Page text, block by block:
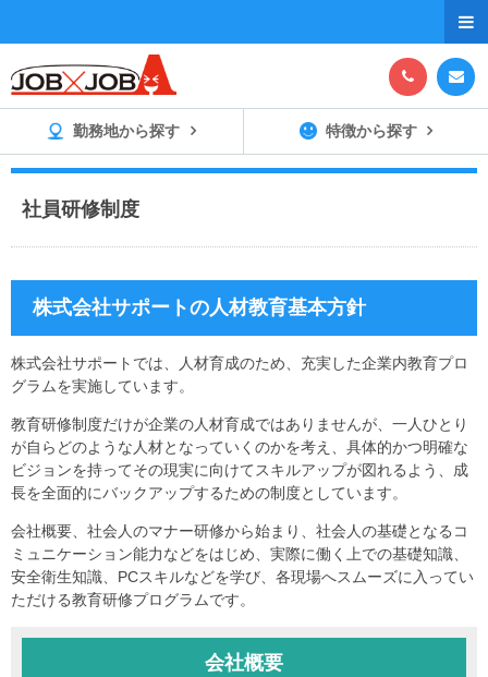

 
勤務地から探す 特徴から探す
社員研修制度
株式会社サポートの人材教育基本方針
株式会社サポートでは、人材育成のため、充実した企業内教育プロ
グラムを実施しています。
教育研修制度だけが企業の人材育成ではありませんが、一人ひとり
が自らどのような人材となっていくのかを考え、具体的かつ明確な
ビジョンを持ってその現実に向けてスキルアップが図れるよう、成
長を全面的にバックアップするための制度としています。
会社概要、社会人のマナー研修から始まり、社会人の基礎となるコ
ミュニケーション能力などをはじめ、実際に働く上での基礎知識、
安全衛生知識、PCスキルなどを学び、各現場へスムーズに入ってい
ただける教育研修プログラムです。
会社概要